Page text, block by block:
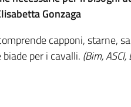
Gonzaga
capponi, starne,
biade per i cavalli. (Bim,